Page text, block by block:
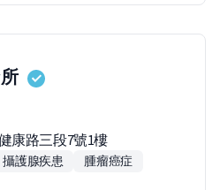
康路三段7號1樓
攝護腺疾患
腫瘤癌症